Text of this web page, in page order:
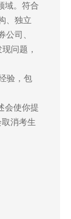
域。符合
、独立
司、
问题，
验，包
会使你提
消考生